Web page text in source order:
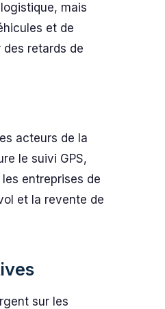
mais
et de
retards de
acteurs de la
le suivi GPS,
entreprises de
et la revente de
sur les